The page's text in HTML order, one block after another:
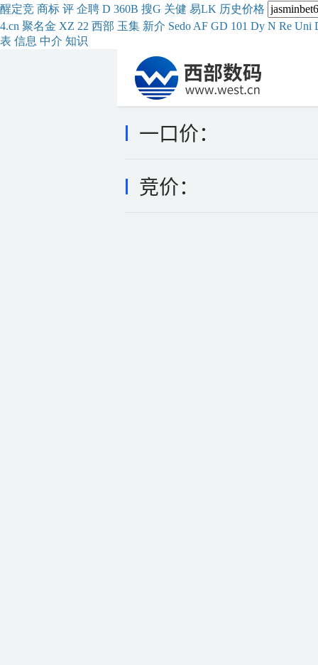
醒定竞 商标 评 企聘 D 360B 搜G 关健 易LK 历史价格
4.cn 聚名金 XZ 22 西部 玉集 新介 Sedo AF GD 101 Dy N Re Uni
表 信息 中介 知识